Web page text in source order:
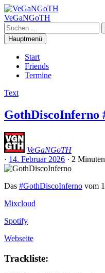
Zum
Inhalt
springen
VeGaNGoTH
Suchen
nach:
Hauptmenü
Start
Friends
Termine
Text
GothDiscoInferno
VeGaNGoTH
· 14. Februar 2026 · 2 Minuten
Das #GothDiscoInferno vom
Mixcloud
Spotify
Webseite
Trackliste: